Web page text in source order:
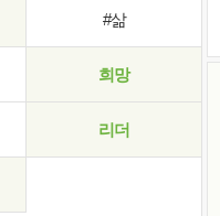
#삶
희망
리더